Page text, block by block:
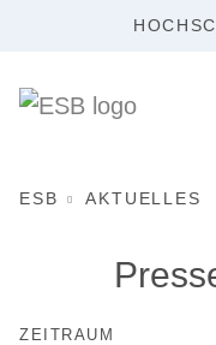
ESB AKTUELLES
ZEITRAUM